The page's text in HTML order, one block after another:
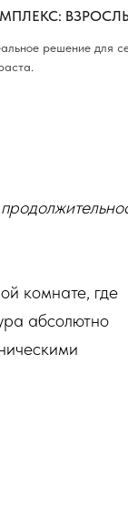
решение для
комнате, где
абсолютно